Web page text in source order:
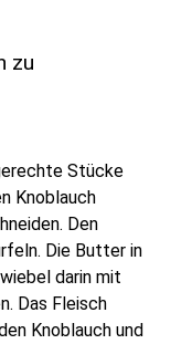
zu
Stücke
Knoblauch
Den
Die Butter in
darin mit
Das Fleisch
Knoblauch und